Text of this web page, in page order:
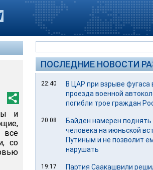
и
со
ПОСЛЕДНИЕ НОВОСТИ
22:40
В ЦАР при взрыве фугаса
проезда военной
погибли трое граждан
20:08
Байден намерен поднять
человека на июньской
Путиным и не позволит
нарушать
19:17
Партия Саакашвили